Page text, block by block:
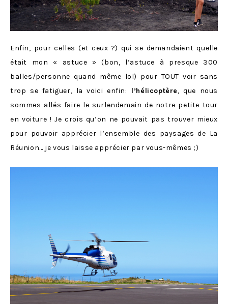
Enfin, pour celles (et ceux ?) qui se demandaient quelle
était mon « astuce » (bon, l’astuce à presque 300
balles/personne quand même lol) pour TOUT voir sans
trop se fatiguer, la voici enfin: l’hélicoptère, que nous
sommes allés faire le surlendemain de notre petite tour
en voiture ! Je crois qu’on ne pouvait pas trouver mieux
pour pouvoir apprécier l’ensemble des paysages de La
Réunion… je vous laisse apprécier par vous-mêmes ;)